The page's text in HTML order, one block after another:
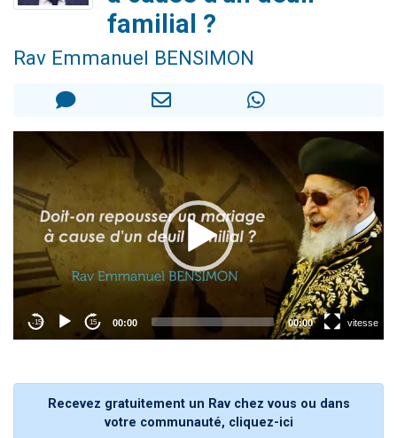
2 nouvelles musiques dans Torah-Box Music
familial ?
Rav Emmanuel BENSIMON
Recevez gratuitement un Rav chez vous ou dans
votre communauté, cliquez-ici